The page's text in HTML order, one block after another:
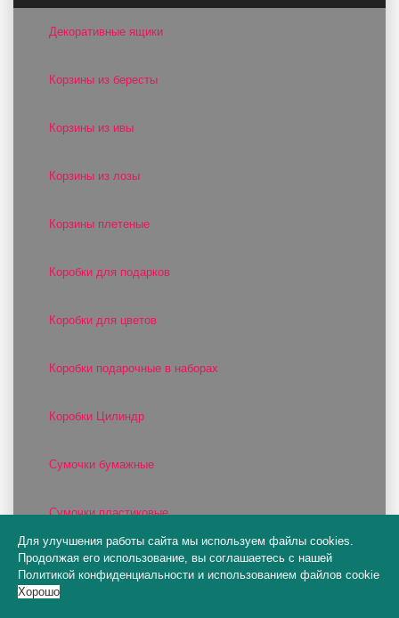
Декоративные ящики
Корзины из бересты
Корзины из ивы
Корзины из лозы
Корзины плетеные
Коробки для подарков
Коробки для цветов
Коробки подарочные в наборах
Коробки Цилиндр
Сумочки бумажные
Сумочки пластиковые
Цилиндры и конусы для цветов
Для улучшения работы сайта мы используем файлы cookies.
Продолжая его использование, вы соглашаетесь с нашей
Политикой конфиденциальности и использованием файлов cookie
Хорошо